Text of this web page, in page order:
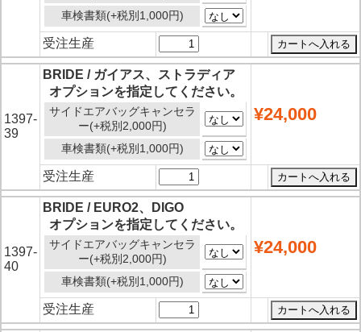
車検書類(+税別1,000円)
受注生産
1397-
39
BRIDE / ガイアス、ストラディア
オプションを指定してください。
サイドエアバッグキャンセラ
ー(+税別2,000円)
車検書類(+税別1,000円)
¥24,000
受注生産
1397-
40
BRIDE / EURO2、DIGO
オプションを指定してください。
サイドエアバッグキャンセラ
ー(+税別2,000円)
車検書類(+税別1,000円)
¥24,000
受注生産